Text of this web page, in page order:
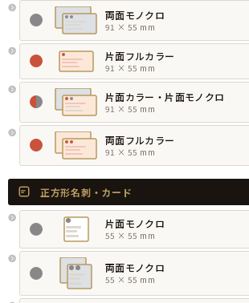
両面モノクロ
91 × 55 mm
片面フルカラー
91 × 55 mm
片面カラー・片面モノクロ
91 × 55 mm
両面フルカラー
91 × 55 mm
正方形名刺・カード
片面モノクロ
55 × 55 mm
両面モノクロ
55 × 55 mm